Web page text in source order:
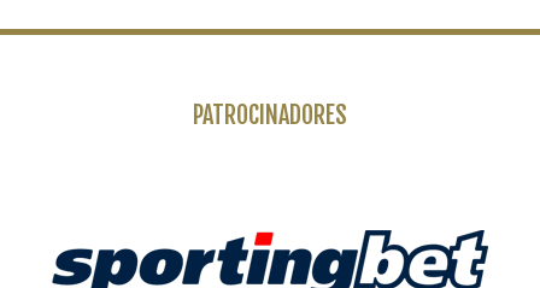
PATROCINADORES